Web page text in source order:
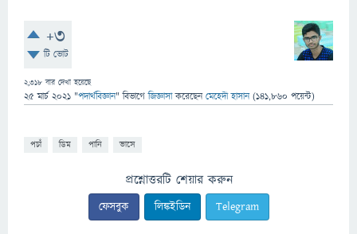
+3
টি ভোট
2,318 বার দেখা হয়েছে
25 মার্চ 2021 "পদার্থবিজ্ঞান" বিভাগে জিজ্ঞাসাকরেছেনমেহেদী হাসান (141,860 পয়েন্ট)
পচাঁ ডিম পানি ভাসে
প্রশ্নোত্তরটি শেয়ার করুন
ফেসবুক লিঙ্কইডিন Telegram